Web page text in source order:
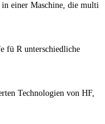
einer Maschine, die multi
fü R unterschiedliche
Technologien von HF,